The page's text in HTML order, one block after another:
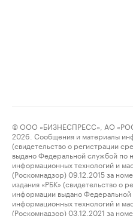
© ООО «БИЗНЕСПРЕСС», АО
2026. Сообщения и материалы
(свидетельство о регистрации
выдано Федеральной службой по
информационных технологий и
(Роскомнадзор) 09.12.2015 за
издания «РБК» (свидетельство о
информации выдано Федеральной
информационных технологий и
(Роскомнадзор) 03.12.2021 за